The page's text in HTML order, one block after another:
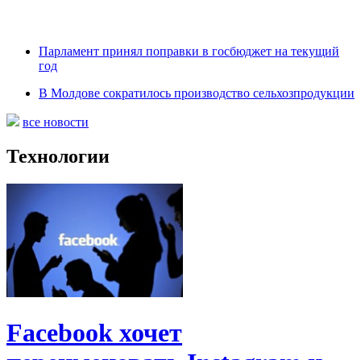
Парламент принял поправки в госбюджет на текущий
год
В Молдове сократилось производство сельхозпродукции
все новости
Технологии
Facebook хочет